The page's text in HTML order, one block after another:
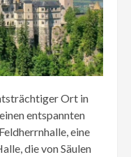
Ort in
entspannten
eine
die von Säulen